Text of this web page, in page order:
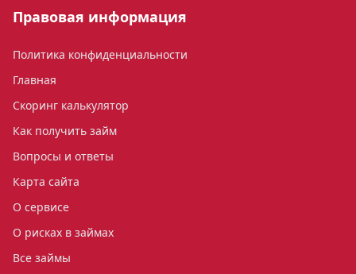
Правовая информация
Политика конфиденциальности
Главная
Скоринг калькулятор
Как получить займ
Вопросы и ответы
Карта сайта
О сервисе
О рисках в займах
Все займы